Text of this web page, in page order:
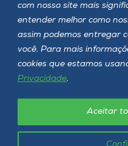
com nosso site mais
entender melhor como
assim podemos entregar
você. Para mais
cookies que estamos
Privacidade.
Aceitar
Unoesc © 2026 - Todos os direitos
Política de privacidade LGPD